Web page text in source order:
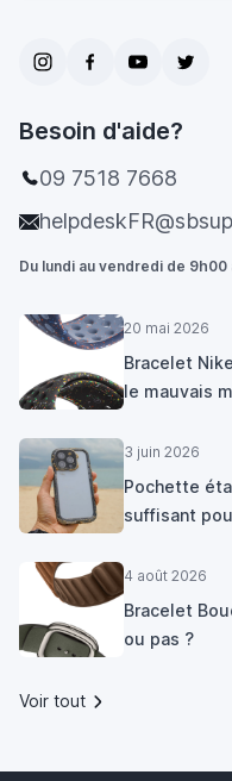
Besoin d'aide?
09 7518 7668
Du lundi au vendredi de 9h00
20 mai 2026
Bracelet
le mauvais
3 juin 2026
Pochette
suffisant
4 août 2026
Bracelet
ou pas ?
Voir tout